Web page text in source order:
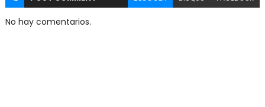
No hay comentarios.